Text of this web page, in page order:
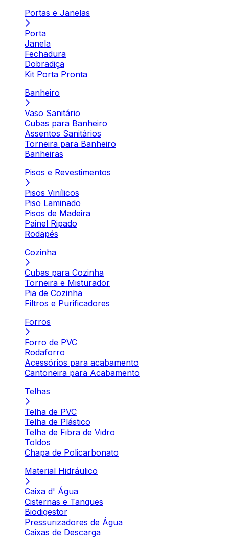
Portas e Janelas
Porta
Janela
Fechadura
Dobradiça
Kit Porta Pronta
Banheiro
Vaso Sanitário
Cubas para Banheiro
Assentos Sanitários
Torneira para Banheiro
Banheiras
Pisos e Revestimentos
Pisos Vinílicos
Piso Laminado
Pisos de Madeira
Painel Ripado
Rodapés
Cozinha
Cubas para Cozinha
Torneira e Misturador
Pia de Cozinha
Filtros e Purificadores
Forros
Forro de PVC
Rodaforro
Acessórios para acabamento
Cantoneira para Acabamento
Telhas
Telha de PVC
Telha de Plástico
Telha de Fibra de Vidro
Toldos
Chapa de Policarbonato
Material Hidráulico
Caixa d' Água
Cisternas e Tanques
Biodigestor
Pressurizadores de Água
Caixas de Descarga